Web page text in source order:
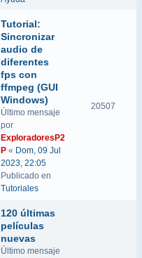
Tutorial:
Sincronizar
audio de
diferentes
fps con
ffmpeg (GUI
Windows)
Último mensaje
por
ExploradoresP2
P « Dom, 09 Jul
2023, 22:05
Publicado en
Tutoriales
20507
120 últimas
películas
nuevas
Último mensaje